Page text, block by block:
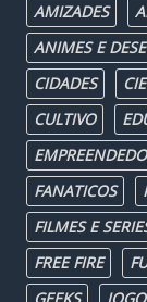
AMIZADES
ANIMES E
CIDADES
CULTIVO
FANATICOS
FILMES E
FREE FIRE